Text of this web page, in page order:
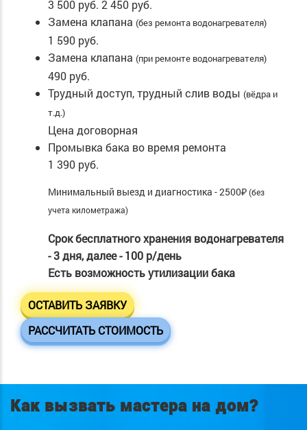
3 500 руб. 2 450 руб.
Замена клапана (без ремонта водонагревателя)
1 590 руб.
Замена клапана (при ремонте водонагревателя)
490 руб.
Трудный доступ, трудный слив воды (вёдра и
т.д.)
Цена договорная
Промывка бака во время ремонта
1 390 руб.
Минимальный выезд и диагностика - 2500₽ (без
учета километража)
Срок бесплатного хранения водонагревателя
- 3 дня, далее - 100 р/день
Есть возможность утилизации бака
ОСТАВИТЬ ЗАЯВКУ
РАССЧИТАТЬ СТОИМОСТЬ
Как вызвать мастера на дом?